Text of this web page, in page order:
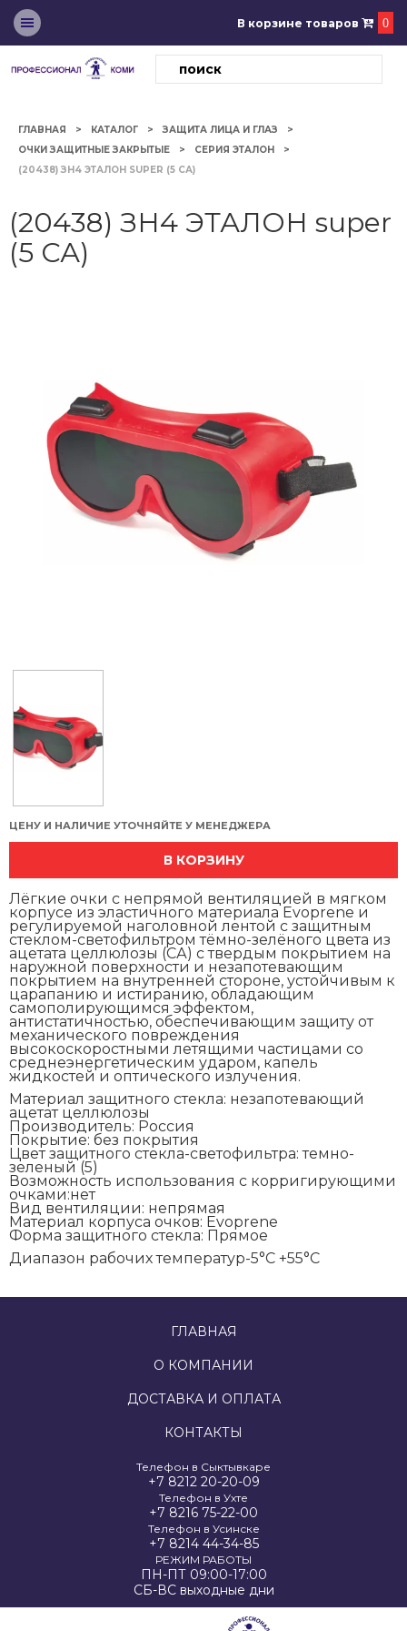
В корзине товаров 0
ГЛАВНАЯ КАТАЛОГ
ЗАЩИТА ЛИЦА И ГЛАЗ
ОЧКИ ЗАЩИТНЫЕ ЗАКРЫТЫЕ
СЕРИЯ ЭТАЛОН
(20438) ЗН4 ЭТАЛОН SUPER (5 СА)
(20438) ЗН4 ЭТАЛОН super
(5 СА)
ЦЕНУ И НАЛИЧИЕ УТОЧНЯЙТЕ У МЕНЕДЖЕРА
В КОРЗИНУ
Лёгкие очки с непрямой вентиляцией в мягком
корпусе из эластичного материала Evoprene и
регулируемой наголовной лентой с защитным
стеклом-светофильтром тёмно-зелёного цвета из
ацетата целлюлозы (СА) с твердым покрытием на
наружной поверхности и незапотевающим
покрытием на внутренней стороне, устойчивым к
царапанию и истиранию, обладающим
самополирующимся эффектом,
антистатичностью, обеспечивающим защиту от
механического повреждения
высокоскоростными летящими частицами со
среднеэнергетическим ударом, капель
жидкостей и оптического излучения.
Материал защитного стекла: незапотевающий
ацетат целлюлозы
Производитель: Россия
Покрытие: без покрытия
Цвет защитного стекла-светофильтра:темно-
зеленый (5)
Возможность использования с корригирующими
очками:нет
Вид вентиляции: непрямая
Материал корпуса очков: Evoprene
Форма защитного стекла: Прямое
Диапазон рабочих температур-5°C +55°C
ГЛАВНАЯ
О КОМПАНИИ
ДОСТАВКА И ОПЛАТА
КОНТАКТЫ
Телефон в Сыктывкаре
+7 8212 20-20-09
Телефон в Ухте
+7 8216 75-22-00
Телефон в Усинске
+7 8214 44-34-85
РЕЖИМ РАБОТЫ
ПН-ПТ 09:00-17:00
СБ-ВС выходные дни